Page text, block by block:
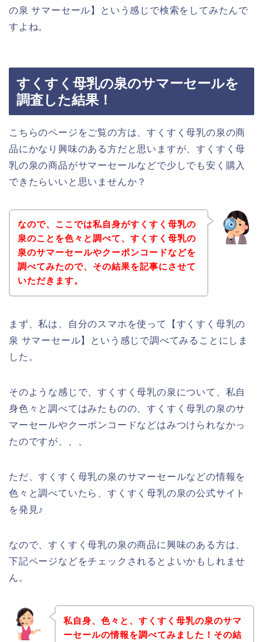
の泉 サマーセール】という感じで検索をしてみたんで
すよね。
すくすく母乳の泉のサマーセールを
調査した結果！
こちらのページをご覧の方は、すくすく母乳の泉の商
品にかなり興味のある方だと思いますが、すくすく母
乳の泉の商品がサマーセールなどで少しでも安く購入
できたらいいと思いませんか？
なので、ここでは私自身がすくすく母乳の
泉のことを色々と調べて、すくすく母乳の
泉のサマーセールやクーポンコードなどを
調べてみたので、その結果を記事にさせて
いただきます。
まず、私は、自分のスマホを使って【すくすく母乳の
泉 サマーセール】という感じで調べてみることにしま
した。
そのような感じで、すくすく母乳の泉について、私自
身色々と調べてはみたものの、すくすく母乳の泉のサ
マーセールやクーポンコードなどはみつけられなかっ
たのですが、、、
ただ、すくすく母乳の泉のサマーセールなどの情報を
色々と調べていたら、すくすく母乳の泉の公式サイト
を発見♪
なので、すくすく母乳の泉の商品に興味のある方は、
下記ページなどをチェックされるとよいかもしれませ
ん。
私自身、色々と、すくすく母乳の泉のサマ
ーセールの情報を調べてみました！その結